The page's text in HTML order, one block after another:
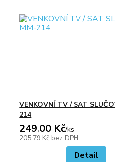
VENKOVNÍ TV / SAT
214
249,00 Kč/ks
205,79 Kč bez DPH
Detail